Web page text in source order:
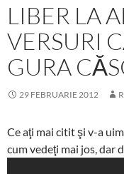
LIBER LA
VERSURI
GURA
29 FEBRUARIE 2012
Ce aţi mai citit şi v-a
cum vedeţi mai jos, dar